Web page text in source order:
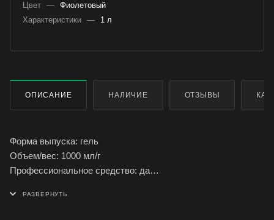
Цвет — Фиолетовый
Характеристики — 1 л
ОПИСАНИЕ НАЛИЧИЕ ОТЗЫВЫ
Форма выпуска: гель
Объем/вес: 1000 мл/г
Профессиональное средство: да
Подходит для поверхностей: кафель, фаянс, хром, эмаль